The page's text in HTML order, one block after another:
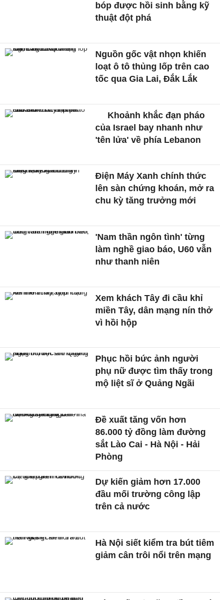
bóp được hồi sinh bằng kỹ
thuật đột phá
Nguồn gốc vật nhọn khiến
loạt ô tô thủng lốp trên cao
tốc qua Gia Lai, Đắk Lắk
Khoảnh khắc đạn pháo
của Israel bay nhanh như
'tên lửa' về phía Lebanon
Điện Máy Xanh chính thức
lên sàn chứng khoán, mở ra
chu kỳ tăng trưởng mới
'Nam thần ngôn tình' từng
làm nghề giao báo, U60 vẫn
như thanh niên
Xem khách Tây đi cầu khỉ
miền Tây, dân mạng nín thở
vì hồi hộp
Phục hồi bức ảnh người
phụ nữ được tìm thấy trong
mộ liệt sĩ ở Quảng Ngãi
Đề xuất tăng vốn hơn
86.000 tỷ đồng làm đường
sắt Lào Cai - Hà Nội - Hải
Phòng
Dự kiến giảm hơn 17.000
đầu mối trường công lập
trên cả nước
Hà Nội siết kiểm tra bút tiêm
giảm cân trôi nổi trên mạng